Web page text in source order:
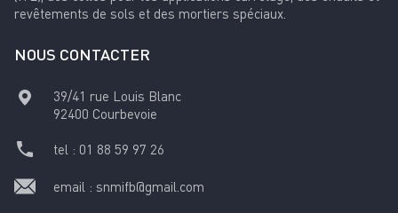
revêtements de sols et des mortiers spéciaux.
NOUS CONTACTER
39/41 rue Louis Blanc
92400 Courbevoie
tel : 01 88 59 97 26
email : snmifb@gmail.com